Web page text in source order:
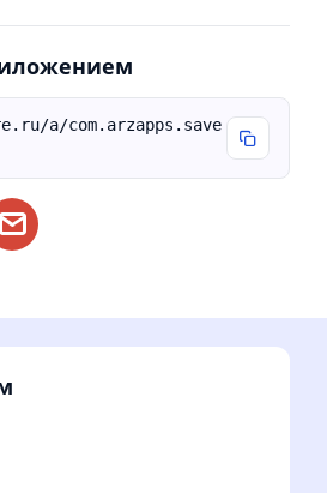
a/com.arzapps.save